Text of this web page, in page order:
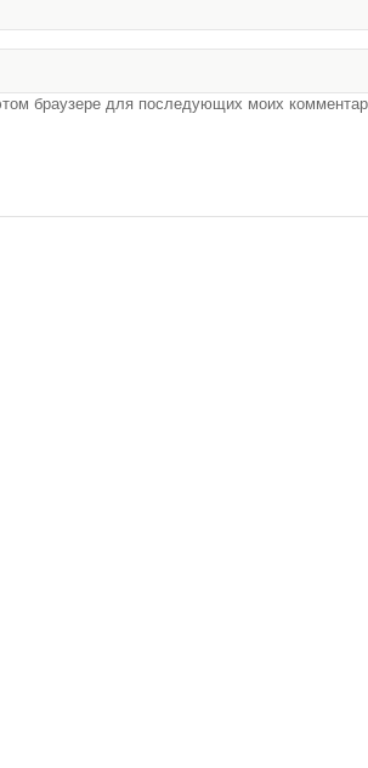
браузере для последующих моих